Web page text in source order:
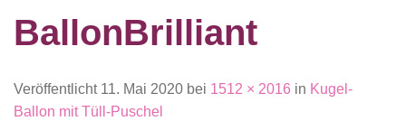
BallonBrilliant
Veröffentlicht 11. Mai 2020 bei 1512 × 2016 in Kugel-
Ballon mit Tüll-Puschel